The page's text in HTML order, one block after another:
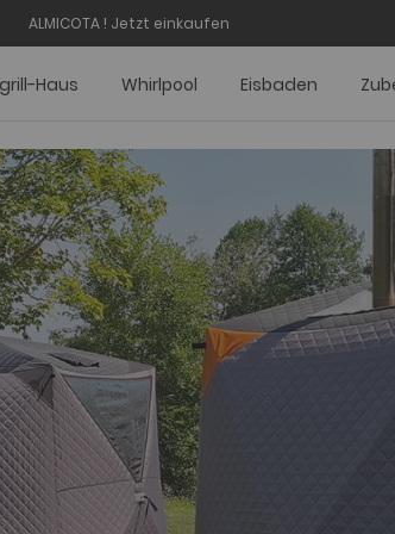
ALMICOTA ! Jetzt einkaufen
Haus Whirlpool Eisbaden